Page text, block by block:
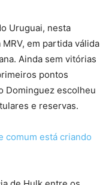
Uruguai, nesta
em partida válida
Ainda sem vitórias
pontos
Dominguez escolheu
e reservas.
comum está criando